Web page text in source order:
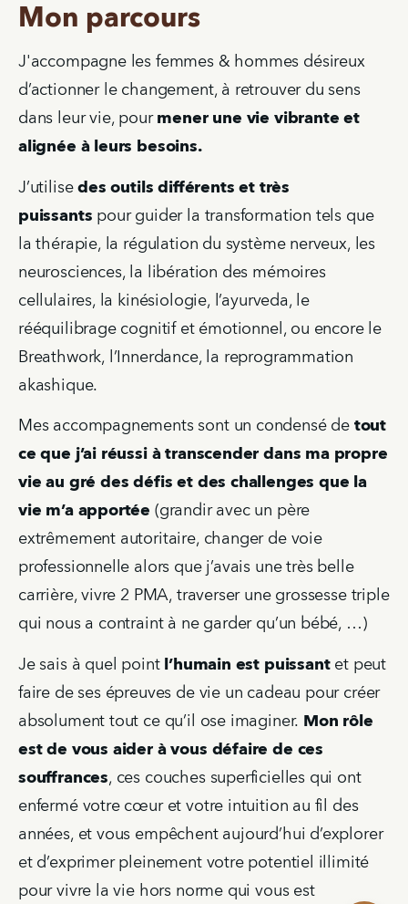
Mon parcours
J'accompagne les femmes & hommes désireux
d’actionner le changement, à retrouver du sens
dans leur vie, pour mener une vie vibrante et
alignée à leurs besoins.
J’utilise des outils différents et très
puissants pour guider la transformation tels que
la thérapie, la régulation du système nerveux, les
neurosciences, la libération des mémoires
cellulaires, la kinésiologie, l’ayurveda, le
rééquilibrage cognitif et émotionnel, ou encore le
Breathwork, l’Innerdance, la reprogrammation
akashique.
Mes accompagnements sont un condensé de tout
ce que j’ai réussi à transcender dans ma propre
vie au gré des défis et des challenges que la
vie m’a apportée (grandir avec un père
extrêmement autoritaire, changer de voie
professionnelle alors que j’avais une très belle
carrière, vivre 2 PMA, traverser une grossesse triple
qui nous a contraint à ne garder qu’un bébé, …)
Je sais à quel point l’humain est puissant et peut
faire de ses épreuves de vie un cadeau pour créer
absolument tout ce qu’il ose imaginer. Mon rôle
est de vous aider à vous défaire de ces
souffrances, ces couches superficielles qui ont
enfermé votre cœur et votre intuition au fil des
années, et vous empêchent aujourd’hui d’explorer
et d’exprimer pleinement votre potentiel illimité
pour vivre la vie hors norme qui vous est